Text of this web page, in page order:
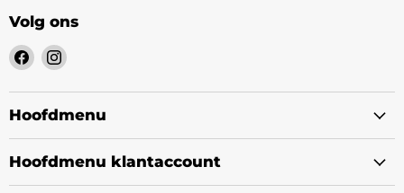
Volg ons
Vind
ons
op
Facebook
Vind
op
Instagram
Hoofdmenu
Hoofdmenu klantaccount